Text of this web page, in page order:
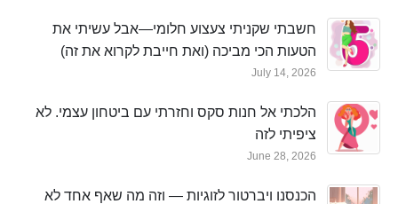
חשבתי שקניתי צעצוע חלומי—אבל עשיתי את
הטעות הכי מביכה (ואת חייבת לקרוא את זה)
July 14, 2026
הלכתי אל חנות סקס וחזרתי עם ביטחון עצמי. לא
ציפיתי לזה
June 28, 2026
הכנסנו ויברטור לזוגיות — וזה מה שאף אחד לא